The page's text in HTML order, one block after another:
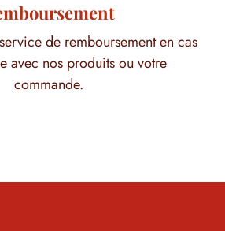
de remboursement en cas
avec nos produits ou votre
commande.